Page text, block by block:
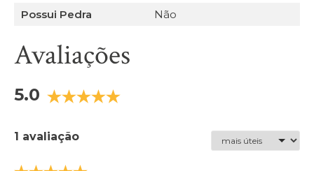
Possui Pedra
Não
Avaliações
5.0
1 avaliação